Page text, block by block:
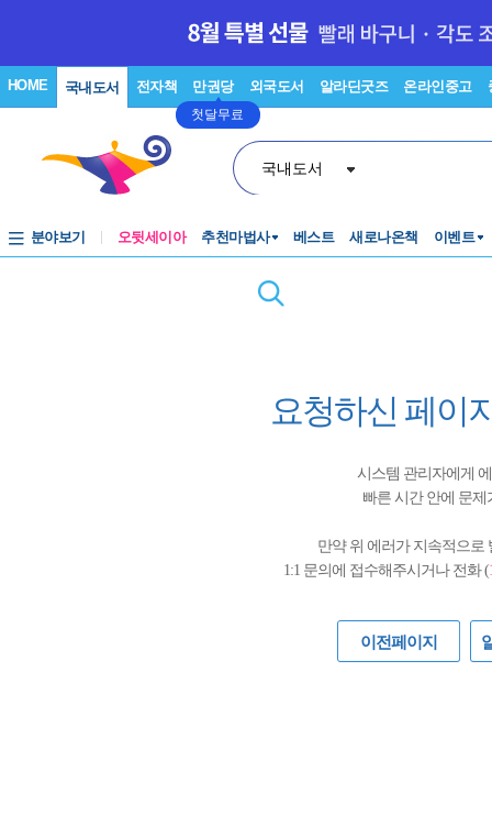
HOME 국내도서 전자책 만권당
첫달무료
외국도서 알라딘굿즈 온라인중고
국내도서
분야보기 오뒷세이아 추천마법사 베스트 새로나온책 이벤트
요청하신 페이
시스템 관리자에게
빠른 시간 안에 문
만약 위 에러가 지속적으로
1:1 문의에 접수해주시거나 전화 (
이전페이지